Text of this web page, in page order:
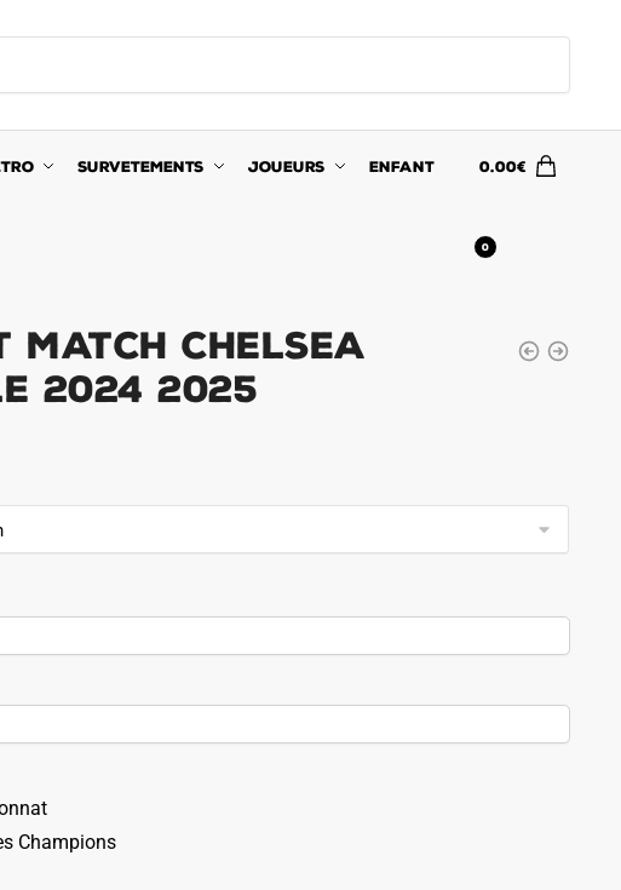
SURVETEMENTS JOUEURS ENFANT 0.00€
0
Chelsea
2024 2025
:
Champions